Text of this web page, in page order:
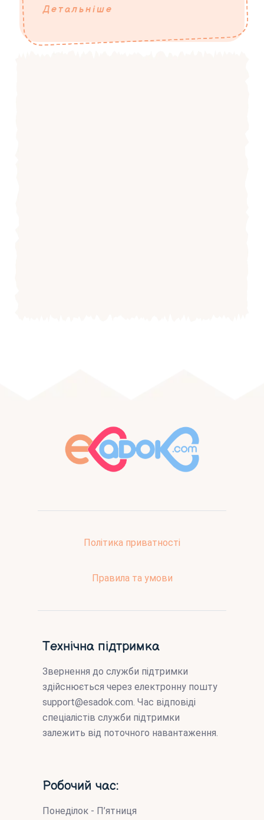
Детальніше
Політика приватності
Правила та умови
Технічна підтримка
Звернення до служби підтримки
здійснюється через електронну пошту
support@esadok.com. Час відповіді
спеціалістів служби підтримки
залежить від поточного навантаження.
Робочий час:
Понеділок - П’ятниця